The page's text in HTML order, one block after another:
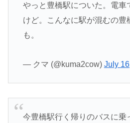
やっと豊橋駅についた。電車
けど。こんなに駅が混むの豊
も。
— クマ (@kuma2cow) July
今豊橋駅行く帰りのバスに乗